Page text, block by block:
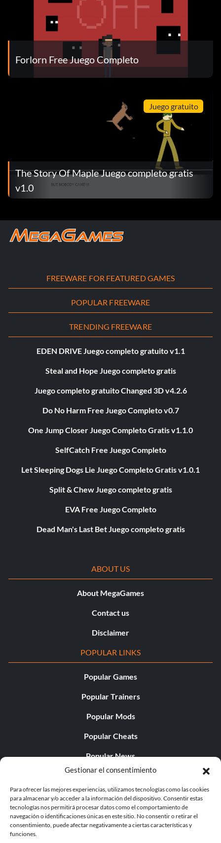
Gestionar el consentimiento
Para ofrecer las mejores experiencias, utilizamos tecnologías como las cookies
para almacenar y/o acceder a la información del dispositivo. Consentir estas
tecnologías nos permitirá procesar datos como el comportamiento de
navegación o identificaciones únicas en este sitio. No consentir o retirar el
consentimiento, puede afectar negativamente a ciertas características y
funciones.
Forlorn Free Juego Completo
Juego gratuito
The Story Of Maple Juego completo gratis
v1.0
FREEWARE FOR FEATURED GAMES
POPULAR FREEWARE
TRENDING FREEWARE
EDEN DRIVE Juego completo gratuito v1.1
Steal and Hope Juego completo gratis
Juego completo gratuito Changed 3D v4.2.6
Do No Harm Free Juego Completo v0.7
One Jump Closer Juego Completo Gratis v1.1.0
SelfCatch Free Juego Completo
Let Sleeping Dogs Lie Juego Completo Gratis v1.0.1
Split & Chew Juego completo gratis
EVA Free Juego Completo
Dead Man's Last Bet Juego completo gratis
ABOUT US
About MegaGames
Contact us
Disclaimer
POPULAR LINKS
Popular Games
Popular Trainers
Popular Mods
Popular Cheats
Popular News
Popular Editorials
Popular Free Games
LATEST UPDATES